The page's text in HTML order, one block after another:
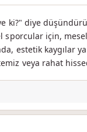
ki?" diye
sporcular için,
estetik
veya rahat